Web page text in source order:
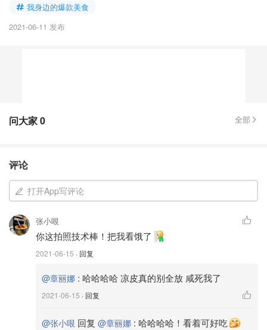
我身边的爆款美食
2021-06-11 发布
问大家0 全部
评论
打开App写评论
张小哏
你这拍照技术棒！把我看饿了
2021-06-15 · 回复
@章丽娜 : 哈哈哈哈 凉皮真的别全放 咸死我了
2021-06-15 · 回复
@张小哏 回复 @章丽娜 : 哈哈哈哈！看着可好吃